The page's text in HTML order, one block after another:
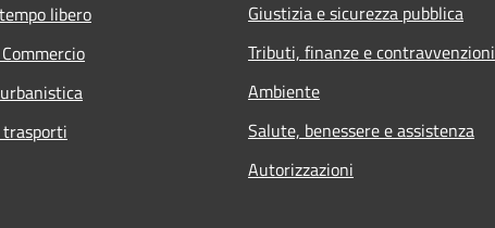
libero
Giustizia e sicurezza pubblica
Tributi, finanze e contravvenzioni
Ambiente
Salute, benessere e assistenza
Autorizzazioni